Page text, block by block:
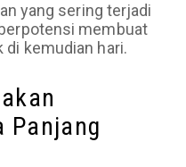
yang sering terjadi
membuat
di kemudian hari.
Panjang